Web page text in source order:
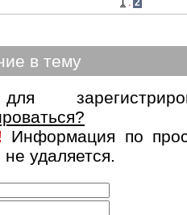
1 . 2
в тему
Информация по
удаляется.